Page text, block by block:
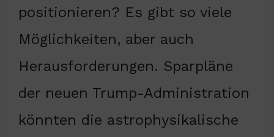
positionieren? Es gibt so viele
Möglichkeiten, aber auch
Herausforderungen. Sparpläne
der neuen Trump-Administration
könnten die astrophysikalische